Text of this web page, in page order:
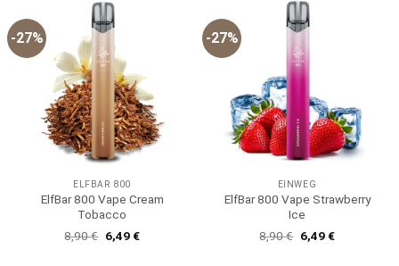
-27%
ELFBAR 800
ElfBar 800 Vape Cream
Tobacco
8,90€ Ursprünglicher
Preis
6,49€Aktueller
-27%
EINWEG
ElfBar 800 Vape Strawberry
Ice
8,90€ Ursprünglicher
Preis
6,49€Aktueller